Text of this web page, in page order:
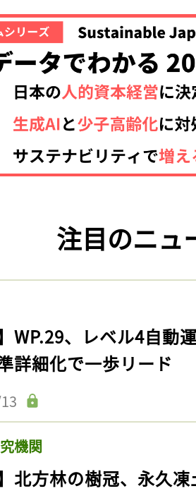
注目のニュ
】WP.29、レベル4自動
詳細化で一歩リード
機関
】北方林の樹冠、永久